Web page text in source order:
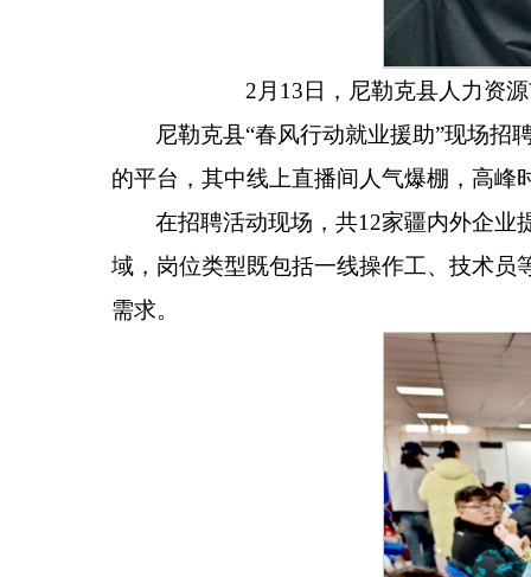
2月13日，尼勒克县人力资
尼勒克县“春风行动就业援助”现场招
的平台，其中线上直播间人气爆棚，高峰
在招聘活动现场，共12家疆内外企业
域，岗位类型既包括一线操作工、技术员
需求。